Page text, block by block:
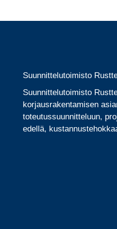
Suunnittelutoimisto
Suunnittelutoimisto
korjausrakentamisen
toteutussuunnitteluun,
edellä,